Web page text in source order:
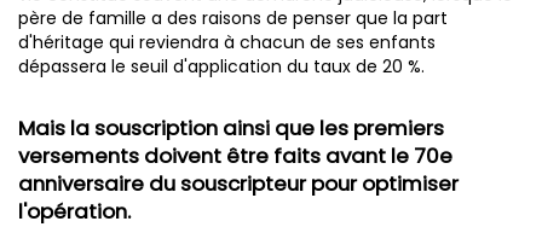
père de famille a des raisons de penser que la part
d'héritage qui reviendra à chacun de ses enfants
dépassera le seuil d'application du taux de 20 %.
Mais la souscription ainsi que les premiers
versements doivent être faits avant le 70e
anniversaire du souscripteur pour optimiser
l'opération.